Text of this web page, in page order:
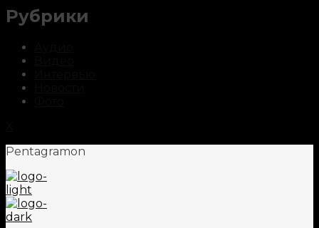
Рубрики
Pentagramon